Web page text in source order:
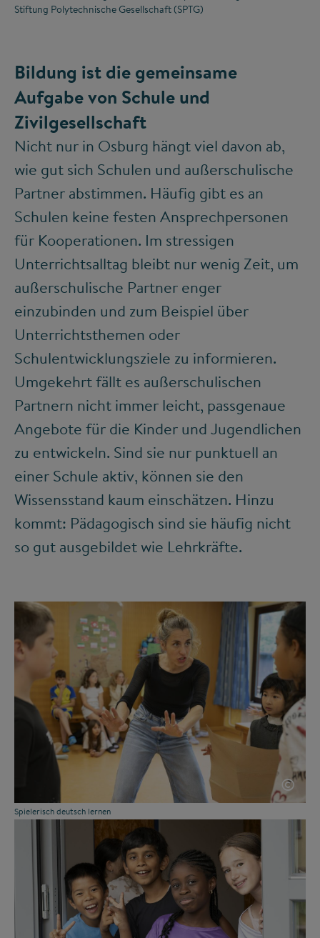
Stiftung Polytechnische Gesellschaft (SPTG)
Bildung ist die gemeinsame
Aufgabe von Schule und
Zivilgesellschaft
Nicht nur in Osburg hängt viel davon ab,
wie gut sich Schulen und außerschulische
Partner abstimmen. Häufig gibt es an
Schulen keine festen Ansprechpersonen
für Kooperationen. Im stressigen
Unterrichtsalltag bleibt nur wenig Zeit, um
außerschulische Partner enger
einzubinden und zum Beispiel über
Unterrichtsthemen oder
Schulentwicklungsziele zu informieren.
Umgekehrt fällt es außerschulischen
Partnern nicht immer leicht, passgenaue
Angebote für die Kinder und Jugendlichen
zu entwickeln. Sind sie nur punktuell an
einer Schule aktiv, können sie den
Wissensstand kaum einschätzen. Hinzu
kommt: Pädagogisch sind sie häufig nicht
so gut ausgebildet wie Lehrkräfte.
©
Spielerisch deutsch lernen